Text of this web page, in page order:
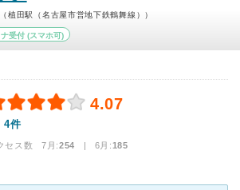
植田駅（名古屋市営地下鉄鶴舞線））
受付(スマホ可)
4.07
4件
セス数 7月:254 | 6月:185